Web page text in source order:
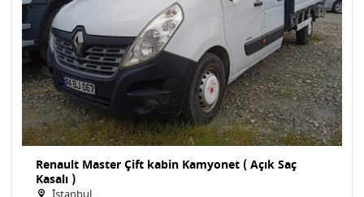
Renault Master Çift kabin Kamyonet ( Açık Saç
Kasalı )